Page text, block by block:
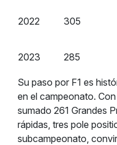
2022 305
2023 285
Su paso por F1 es
en el campeonato.
sumado 261 Grandes
rápidas, tres pole
subcampeonato,